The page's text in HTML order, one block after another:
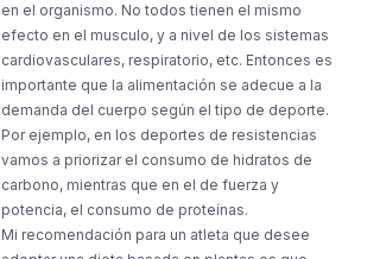
en el organismo. No todos tienen el mismo
efecto en el musculo, y a nivel de los sistemas
cardiovasculares, respiratorio, etc. Entonces es
importante que la alimentación se adecue a la
demanda del cuerpo según el tipo de deporte.
Por ejemplo, en los deportes de resistencias
vamos a priorizar el consumo de hidratos de
carbono, mientras que en el de fuerza y
potencia, el consumo de proteínas.
Mi recomendación para un atleta que desee